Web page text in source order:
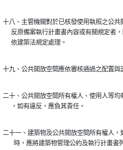
十八、主管機關對於已核發使用執照之公
反原備案執行計畫書內容或有關規定
      依建築法規定處理。
十九、公共開放空間應依審核通過之配置與
二十、公共開放空間所有權人、使用人等
      ，如有違反，應負其責任。
二十一、建築物及公共開放空間所有權人
時，應將建築物管理公約及執行計畫書